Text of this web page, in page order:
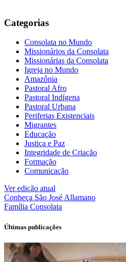
Categorias
Consolata no Mundo
Missionários da Consolata
Missionárias da Consolata
Igreja no Mundo
Amazônia
Pastoral Afro
Pastoral Indígena
Pastoral Urbana
Periferias Existenciais
Migrantes
Educação
Justiça e Paz
Integridade de Criação
Formação
Comunicação
Ver edição atual
Conheça São José Allamano
Família Consolata
Últimas publicações